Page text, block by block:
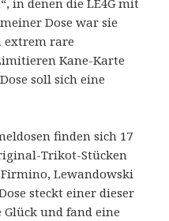
in denen die LE4G mit
Dose war sie
extrem rare
Kane-Karte
soll sich eine
finden sich 17
Trikot-Stücken
Lewandowski
steckt einer dieser
und fand eine